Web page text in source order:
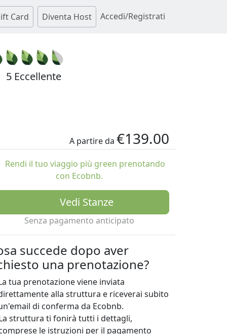
Card Diventa Host Accedi/Registrati
5 Eccellente
A partire da €139.00
Rendi il tuo viaggio più green prenotando
con Ecobnb.
Vedi Stanze
Senza pagamento anticipato
succede dopo aver
una prenotazione?
tua prenotazione viene inviata
alla struttura e riceverai subito
di conferma da Ecobnb.
struttura ti fonirà tutti i dettagli,
le istruzioni per il pagamento